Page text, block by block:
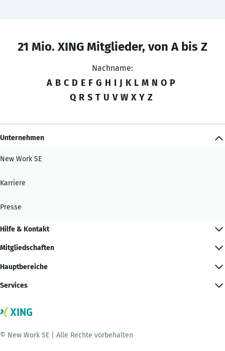
21 Mio. XING Mitglieder, von A bis Z
Nachname:
A B C D E F G H I J K L M N O P
Q R S T U V W X Y Z
Unternehmen
New Work SE
Karriere
Presse
Hilfe & Kontakt
Mitgliedschaften
Hauptbereiche
Services
© New Work SE | Alle Rechte vorbehalten